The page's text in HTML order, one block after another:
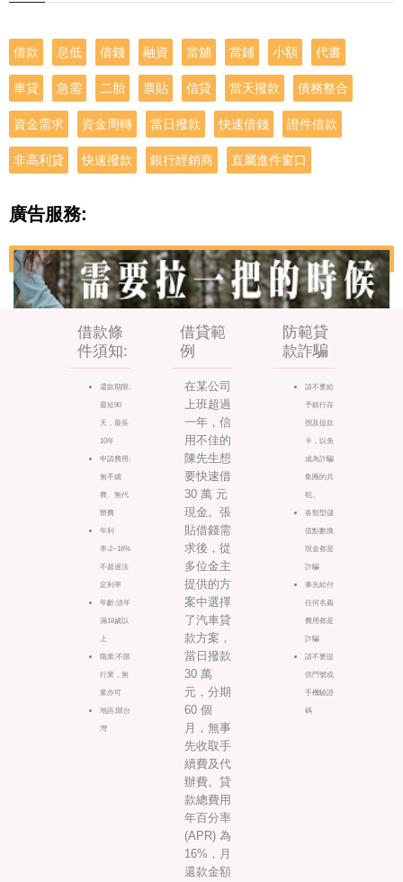
借款 息低 借錢 融資 當舖 當鋪 小額 代書
車貸 急需 二胎 票貼 信貸 當天撥款 債務整合
資金需求 資金周轉 當日撥款 快速借錢 證件借款
非高利貸 快速撥款 銀行經銷商 直屬進件窗口
廣告服務:
借款條
件須知:
還款期限:
最短90
天，最長
10年
申請費用:
無手續
費、無代
辦費
年利
率:2~16%
不超過法
定利率
年齡:須年
滿18歲以
上
職業:不限
行業，無
業亦可
地區:限台
灣
借貸範
例
在某公司
上班超過
一年，信
用不佳的
陳先生想
要快速借
30 萬 元
現金。張
貼借錢需
求後，從
多位金主
提供的方
案中選擇
了汽車貸
款方案，
當日撥款
30 萬
元，分期
60 個
月，無事
先收取手
續費及代
辦費。貸
款總費用
年百分率
(APR) 為
16%，月
還款金額
防範貸
款詐騙
請不要給
予銀行存
摺及提款
卡，以免
成為詐騙
集團的共
犯。
各類型儲
值點數換
現金都是
詐騙
事先給付
任何名義
費用都是
詐騙
請不要提
供門號或
手機驗證
碼